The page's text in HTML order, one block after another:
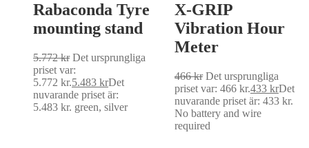
Rabaconda Tyre
mounting stand
5.772kr Det ursprungliga
priset var:
5.772 kr.5.483 krDet
nuvarande priset är:
5.483 kr. green, silver
X-GRIP
Vibration Hour
Meter
466kr Det ursprungliga
priset var: 466 kr.433 krDet
nuvarande priset är: 433 kr.
No battery and wire
required